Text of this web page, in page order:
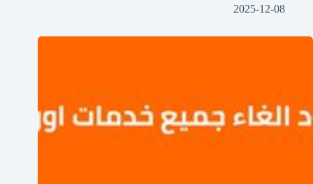
2025-12-08